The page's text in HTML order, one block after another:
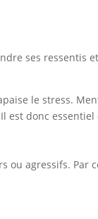
ses ressentis
le stress.
est donc
ou agressifs. Par